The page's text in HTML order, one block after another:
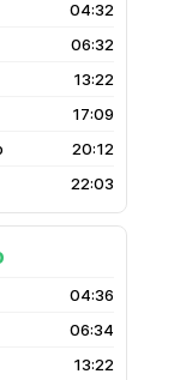
04:32
06:32
13:22
17:09
20:12
22:03
04:36
06:34
13:22